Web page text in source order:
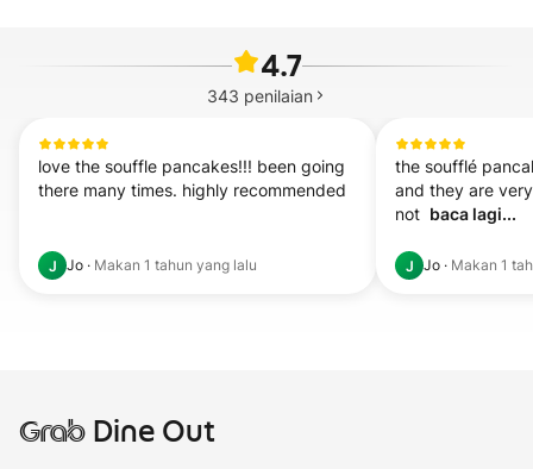
4.7
343 penilaian
love the souffle pancakes!!! been going
J Jo · Makan 1 tahun yang lalu
the soufflé
and they are
not baca lagi...
J Jo · Makan 1
GrabDine Out